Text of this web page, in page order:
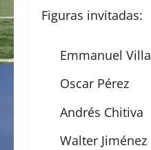
Figuras invitadas:
Emmanuel Villa
Oscar Pérez
Andrés Chitiva
Walter Jiménez